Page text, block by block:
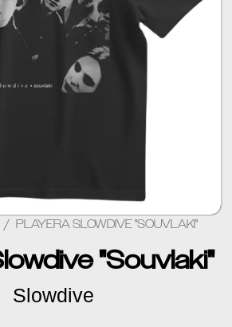
PLAYERA SLOWDIVE "SOUVLAKI"
"Souvlaki"
Slowdive